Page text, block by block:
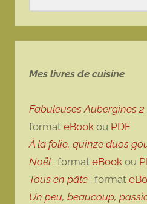
Mes livres de cuisine
Fabuleuses Aubergines 2
format eBook ou PDF
À la folie, quinze duos
Noël : format eBook ou
Tous en pâte : format
Un peu, beaucoup,